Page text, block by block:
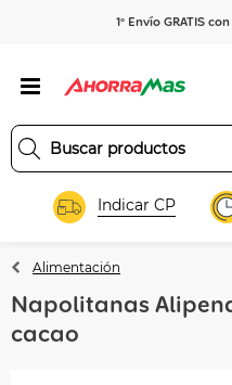
1º Envío GRATIS
Indicar CP
Alimentación
Napolitanas
cacao